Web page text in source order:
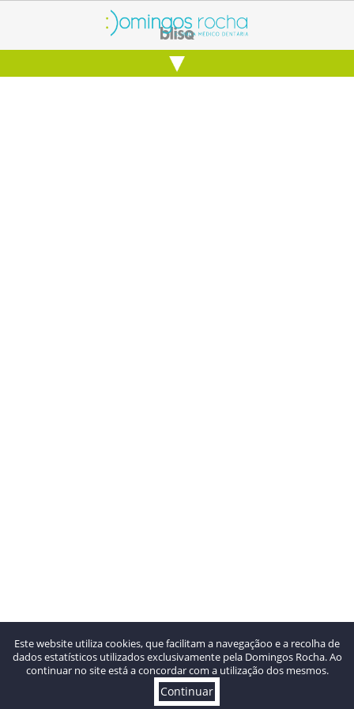
Este website utiliza cookies, que facilitam a navegaçãoo e a recolha de
dados estatísticos utilizados exclusivamente pela Domingos Rocha. Ao
continuar no site está a concordar com a utilização dos mesmos.
Continuar